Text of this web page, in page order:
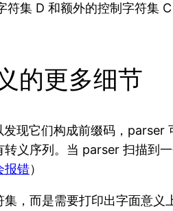
集 D 和额外的控制字符集 C
的更多细节
发现它们构成前缀码，
义序列。当 parser 扫描到
报错）
，而是需要打印出字面意义